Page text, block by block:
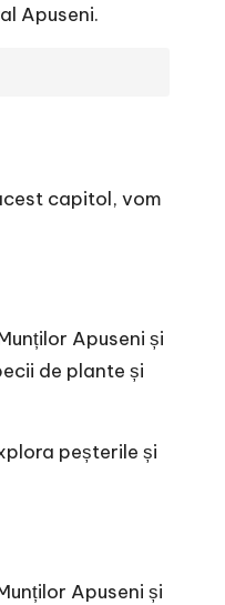
Apuseni.
capitol, vom
Apuseni și
de plante și
peșterile și
Apuseni și